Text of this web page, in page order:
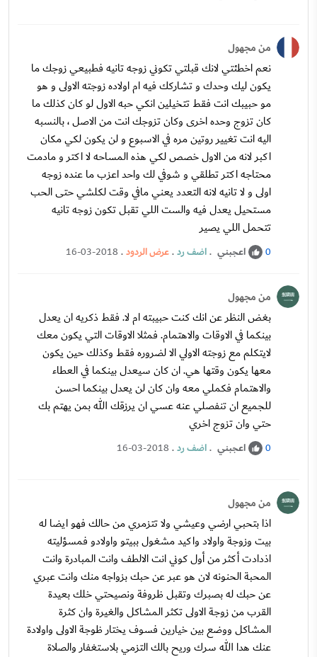
من مجهول
نعم اخطئتي لانك قبلتي تكوني زوجه تانيه فطبيعي زوجك ما
يكون ليك وحدك و تشاركك فيه ام اولاده زوجته الاولى و هو
مو حبيبك انت فقط تتخيلين انكي حبه الاول لو كان كذلك ما
كان تزوج وحده اخرى وكان تزوجك انت من الاصل ، بالنسبه
اليه انت تغيير روتين مره في الاسبوع و لن يكون لكي مكان
اكبر لانه من الاول خصص لكي هذه المساحه لا اكتر و مادمت
محتاجه اكتر تطلقي و شوفي لك واحد اعزب ما عنده زوجه
اولى و لا تانيه لانه التعدد يعني مافي وقت لكلشي حتى الحب
مستحيل يعدل فيه والست اللي تقبل تكون زوجه تانيه
تتحمل اللي يصير
0 اعجبني .اضف رد.عرض الردود.
16-03-2018
من مجهول
بغض النظر عن انك كنت حبيبته ام لا. فقط ذكريه ان يعدل
بينكما في الاوقات والاهتمام. فمثلا الاوقات التي يكون معك
لايتكلم مع زوجته الاولي الا لضروره فقط وكذلك حين يكون
معها يكون وقتها هي. ان كان سيعدل بينكما في العطاء
والاهتمام فكملي معه وان كان لن يعدل بينكما احسن
للجميع ان تنفصلي عنه عسي ان يرزقك الله بمن يهتم بك
حتي وان تزوج اخري
0 اعجبني .اضف رد.
16-03-2018
من مجهول
اذا بتحبي ارضي وعيشي ولا تتزمري من حالك فهو ايضا له
بيت وزوجة واولاد واكيد مشغول ببيتو واولادو فمسؤليته
اذدادت أكثر من أول كوني انت الالطف وانت المبادرة وانت
المحبة الحنونه لان هو عبر عن حبك بزواجه منك وانت عبري
عن حبك له بصبرك وتقبل ظروفة ونصيحتي خلك بعيدة
القرب من زوجة الاولى تكثر المشاكل والغيرة وان كثرة
المشاكل ووضع بين خيارين فسوف يختار ظوجة الاولى واولادة
عنك هدا الله سرك وريح بالك التزمي بلاستغفار والصلاة